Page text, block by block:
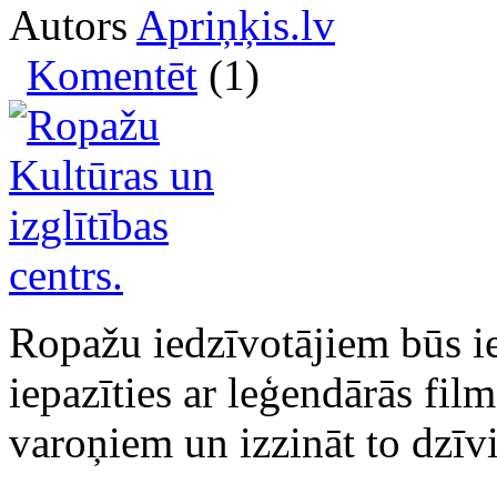
Autors Apriņķis.lv
Komentēt (1)
Ropažu iedzīvotājiem būs
iepazīties ar leģendārās
varoņiem un izzināt to